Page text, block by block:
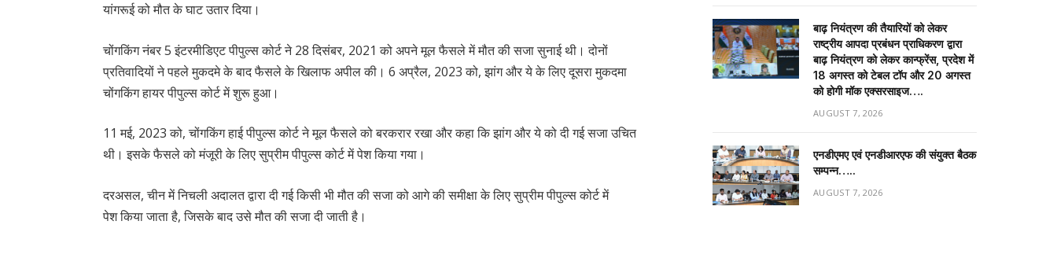
यांगरूई को मौत के घाट उतार दिया।
चोंगकिंग नंबर 5 इंटरमीडिएट पीपुल्स कोर्ट ने 28 दिसंबर, 2021 को अपने मूल फैसले में मौत की सजा सुनाई थी। दोनों
प्रतिवादियों ने पहले मुकदमे के बाद फैसले के खिलाफ अपील की। 6 अप्रैल, 2023 को, झांग और ये के लिए दूसरा मुकदमा
चोंगकिंग हायर पीपुल्स कोर्ट में शुरू हुआ।
11 मई, 2023 को, चोंगकिंग हाई पीपुल्स कोर्ट ने मूल फैसले को बरकरार रखा और कहा कि झांग और ये को दी गई सजा उचित
थी। इसके फैसले को मंजूरी के लिए सुप्रीम पीपुल्स कोर्ट में पेश किया गया।
दरअसल, चीन में निचली अदालत द्वारा दी गई किसी भी मौत की सजा को आगे की समीक्षा के लिए सुप्रीम पीपुल्स कोर्ट में
पेश किया जाता है, जिसके बाद उसे मौत की सजा दी जाती है।
बाढ़ नियंत्रण की तैयारियों को लेकर
राष्ट्रीय आपदा प्रबंधन प्राधिकरण द्वारा
बाढ़ नियंत्रण को लेकर कान्फ्रेंस, प्रदेश में
18 अगस्त को टेबल टॉप और 20 अगस्त
को होगी मॉक एक्सरसाइज….
AUGUST 7, 2026
एनडीएमए एवं एनडीआरएफ की संयुक्त बैठक
सम्पन्न…..
AUGUST 7, 2026